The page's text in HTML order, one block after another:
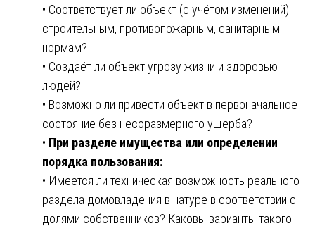
• Соответствует ли объект (с учётом изменений)
строительным, противопожарным, санитарным
нормам?
• Создаёт ли объект угрозу жизни и здоровью
людей?
• Возможно ли привести объект в первоначальное
состояние без несоразмерного ущерба?
• При разделе имущества или определении
порядка пользования:
• Имеется ли техническая возможность реального
раздела домовладения в натуре в соответствии с
долями собственников? Каковы варианты такого